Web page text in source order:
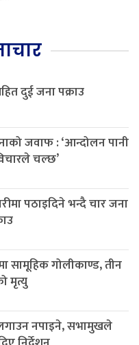
दुई जना पक्राउ
जवाफ : ‘आन्दोलन पानी
चल्छ’
पठाइदिने भन्दै चार जना
सामूहिक गोलीकाण्ड, तीन
मृत्यु
नपाइने, सभामुखले